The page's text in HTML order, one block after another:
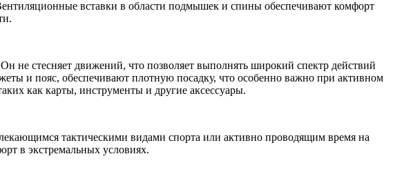
вставки в области подмышек и спины обеспечивают комфорт
не стесняет движений, что позволяет выполнять широкий спектр действий
и пояс, обеспечивают плотную посадку, что особенно важно при активном
как карты, инструменты и другие аксессуары.
тактическими видами спорта или активно проводящим время на
в экстремальных условиях.